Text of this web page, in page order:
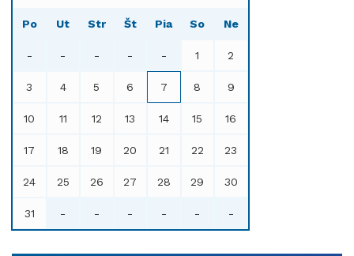
Po Ut Str Št Pia So Ne
- - - - - 1 2
3 4 5 6 7 8 9
10 11 12 13 14 15 16
17 18 19 20 21 22 23
24 25 26 27 28 29 30
31 - - - - - -